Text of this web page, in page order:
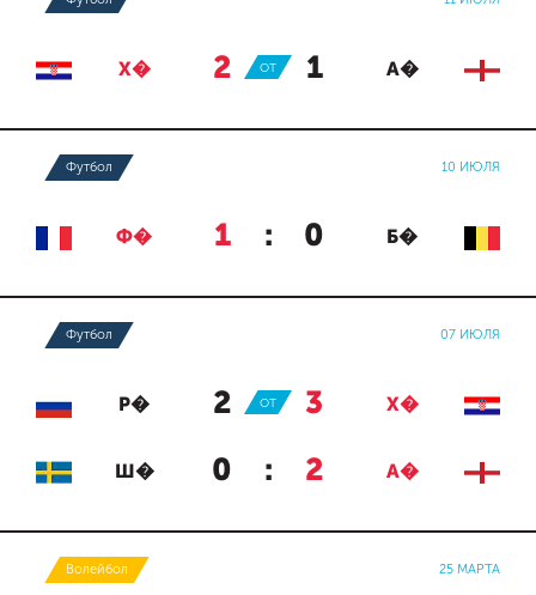
Х� 2 : 1 А�
ОТ
Футбол 10 ИЮЛЯ
Ф� 1 : 0 Б�
Футбол 07 ИЮЛЯ
Р� 2 : 3 Х�
ОТ
Ш� 0 : 2 А�
Волейбол 25 МАРТА